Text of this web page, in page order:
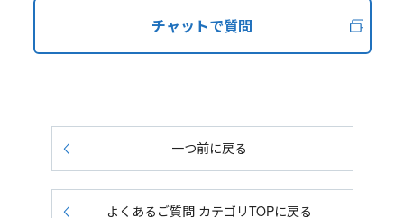
チャットで質問
一つ前に戻る
よくあるご質問 カテゴリTOPに戻る